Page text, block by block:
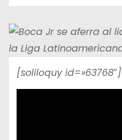
[soliloquy id=»63768″]